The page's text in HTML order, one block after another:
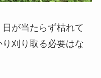
が当たらず枯れて
刈り取る必要はな